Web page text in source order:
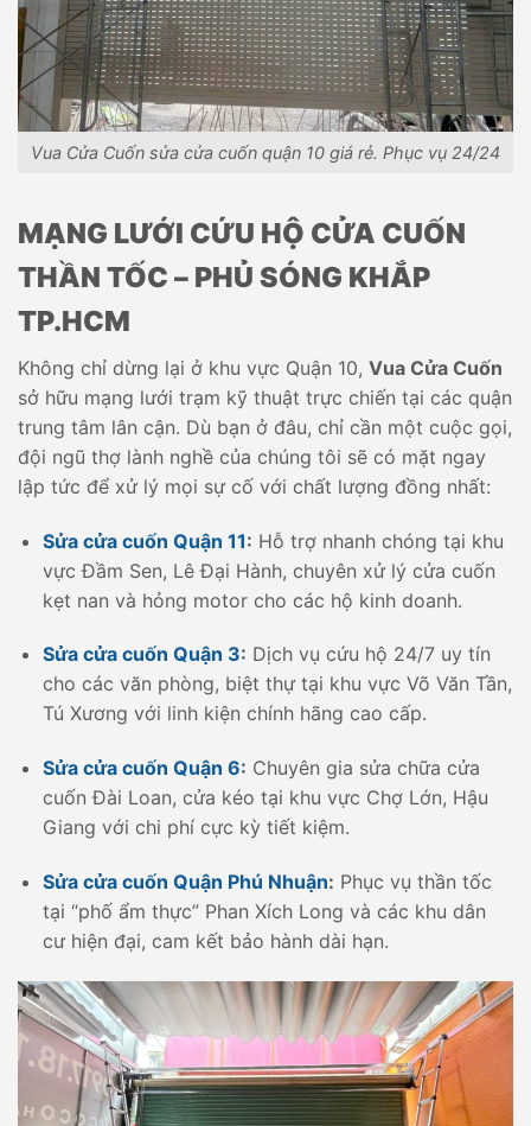
Vua Cửa Cuốn sửa cửa cuốn quận 10 giá rẻ. Phục vụ 24/24
MẠNG LƯỚI CỨU HỘ CỬA CUỐN
THẦN TỐC – PHỦ SÓNG KHẮP
TP.HCM
Không chỉ dừng lại ở khu vực Quận 10, Vua Cửa Cuốn
sở hữu mạng lưới trạm kỹ thuật trực chiến tại các quận
trung tâm lân cận. Dù bạn ở đâu, chỉ cần một cuộc gọi,
đội ngũ thợ lành nghề của chúng tôi sẽ có mặt ngay
lập tức để xử lý mọi sự cố với chất lượng đồng nhất:
Sửa cửa cuốn Quận 11: Hỗ trợ nhanh chóng tại khu
vực Đầm Sen, Lê Đại Hành, chuyên xử lý cửa cuốn
kẹt nan và hỏng motor cho các hộ kinh doanh.
Sửa cửa cuốn Quận 3: Dịch vụ cứu hộ 24/7 uy tín
cho các văn phòng, biệt thự tại khu vực Võ Văn Tần,
Tú Xương với linh kiện chính hãng cao cấp.
Sửa cửa cuốn Quận 6: Chuyên gia sửa chữa cửa
cuốn Đài Loan, cửa kéo tại khu vực Chợ Lớn, Hậu
Giang với chi phí cực kỳ tiết kiệm.
Sửa cửa cuốn Quận Phú Nhuận: Phục vụ thần tốc
tại “phố ẩm thực” Phan Xích Long và các khu dân
cư hiện đại, cam kết bảo hành dài hạn.